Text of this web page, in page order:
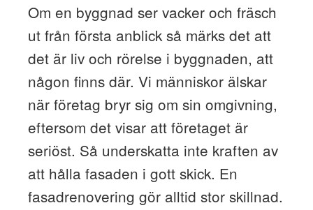
Om en byggnad ser vacker och fräsch
ut från första anblick så märks det att
det är liv och rörelse i byggnaden, att
någon finns där. Vi människor älskar
när företag bryr sig om sin omgivning,
eftersom det visar att företaget är
seriöst. Så underskatta inte kraften av
att hålla fasaden i gott skick. En
fasadrenovering gör alltid stor skillnad.